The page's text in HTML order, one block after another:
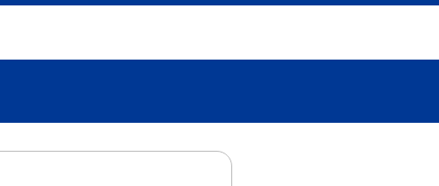
結婚・子
結婚・子育て